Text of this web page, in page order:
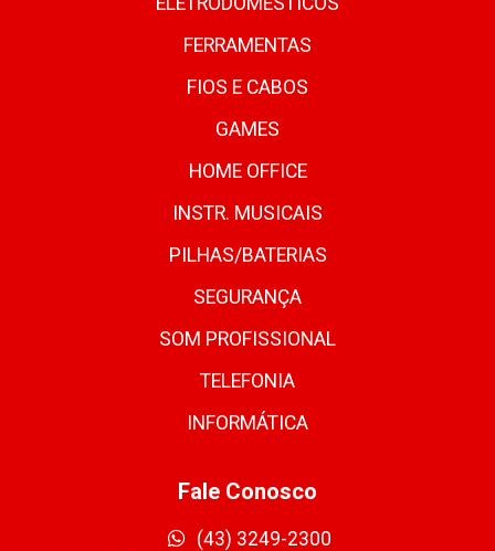
FERRAMENTAS
FIOS E CABOS
GAMES
HOME OFFICE
INSTR. MUSICAIS
PILHAS/BATERIAS
SEGURANÇA
SOM PROFISSIONAL
TELEFONIA
INFORMÁTICA
Fale Conosco
(43) 3249-2300